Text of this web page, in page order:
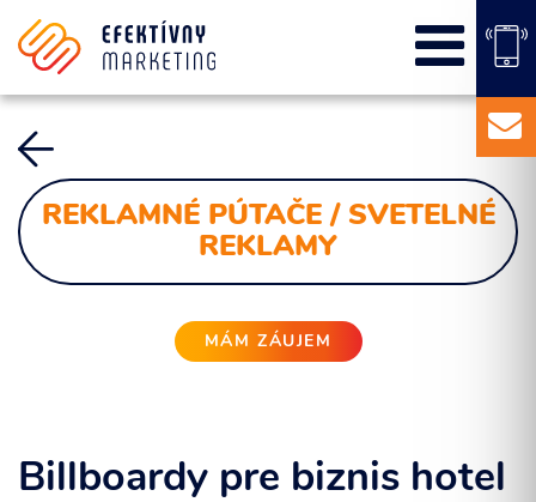
REKLAMNÉ PÚTAČE / SVETELNÉ
REKLAMY
MÁM ZÁUJEM
Billboardy pre biznis hotel
PPC kampane
Správa sociálnych sietí
Content Marketing
Balíky služieb
Marketingový základ
Externý marketingový manažér pre vašu firmu